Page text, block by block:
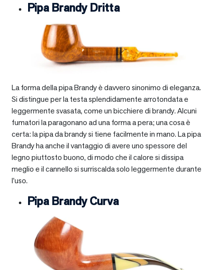
Pipa Brandy Dritta
La forma della pipa Brandy è davvero sinonimo di eleganza.
Si distingue per la testa splendidamente arrotondata e
leggermente svasata, come un bicchiere di brandy. Alcuni
fumatori la paragonano ad una forma a pera; una cosa è
certa: la pipa da brandy si tiene facilmente in mano. La pipa
Brandy ha anche il vantaggio di avere uno spessore del
legno piuttosto buono, di modo che il calore si dissipa
meglio e il cannello si surriscalda solo leggermente durante
l’uso.
Pipa Brandy Curva